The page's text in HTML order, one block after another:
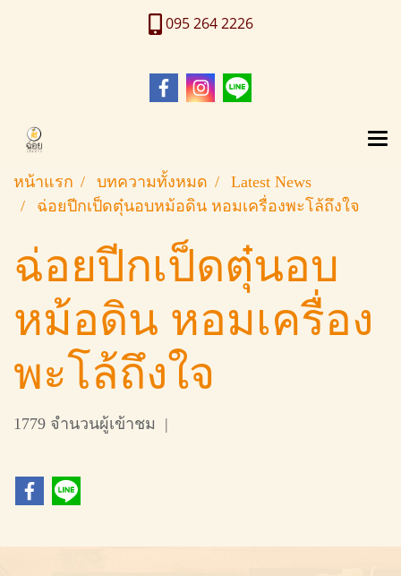
095 264 2226
หน้าแรก บทความทั้งหมด
Latest News
ฉ่อยปีกเป็ดตุ๋นอบหม้อดิน หอมเครื่องพะโล้ถึงใจ
ฉ่อยปีกเป็ดตุ๋นอบ
หม้อดิน หอมเครื่อง
พะโล้ถึงใจ
1779 จำนวนผู้เข้าชม |